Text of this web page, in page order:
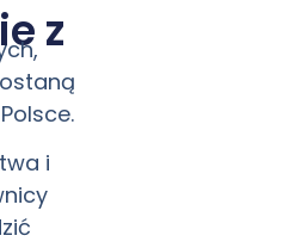
z
i